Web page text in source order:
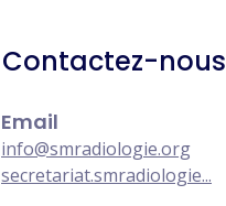
Contactez-nous
Email
info@smradiologie.org
secretariat.smradiologie...